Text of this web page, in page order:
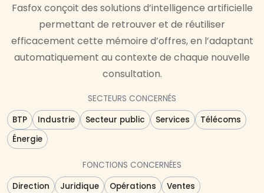
Fasfox conçoit des solutions d’intelligence artificielle
permettant de retrouver et de réutiliser
efficacement cette mémoire d’offres, en l’adaptant
automatiquement au contexte de chaque nouvelle
consultation.
SECTEURS CONCERNÉS
BTP
Industrie Secteur public Services
Télécoms
Énergie
FONCTIONS CONCERNÉES
Direction
Juridique Opérations Ventes